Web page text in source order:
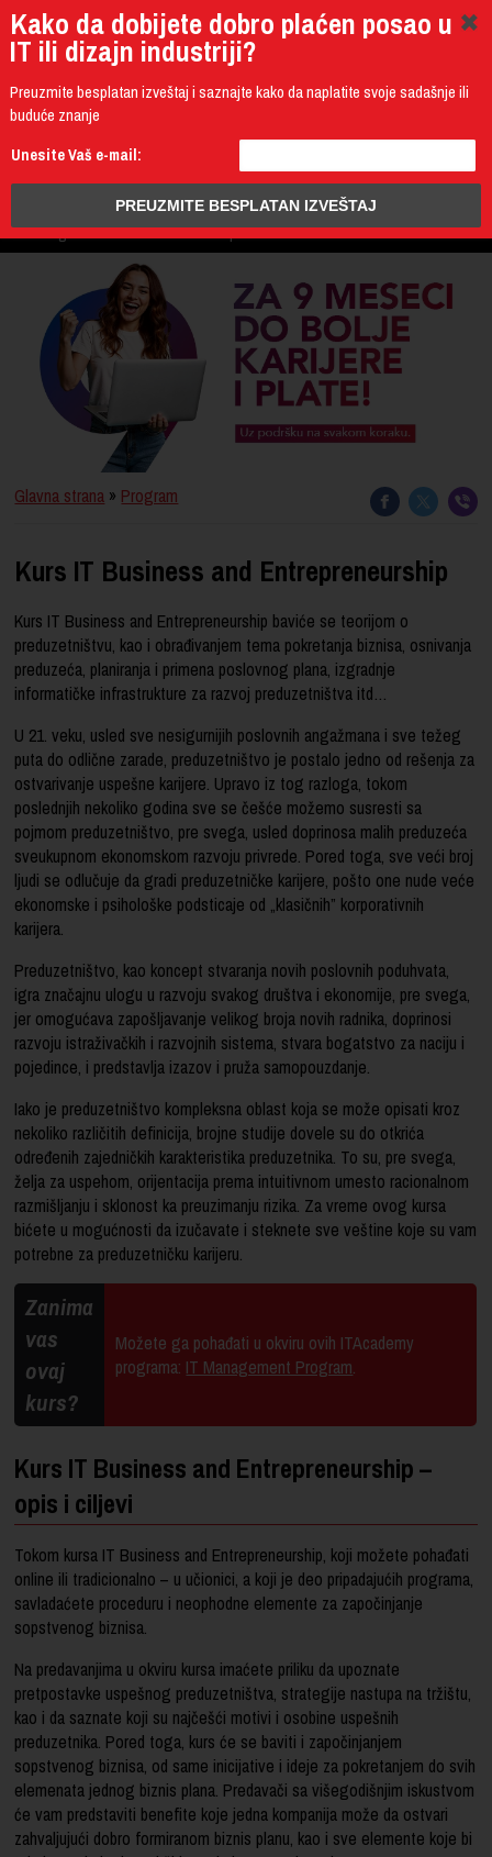
Kako da dobijete dobro plaćen posao u
IT ili dizajn industriji?
Preuzmite besplatan izveštaj i saznajte kako da naplatite svoje sadašnje ili
buduće znanje
Unesite Vaš e-mail: 011 4011 200
UPIS
ŠTA DOBIJATE
UČENJE NA DALJINU
DIPLOME I SERTIFIKATI
O IT AKADEMIJI
Programming Administration
3D Design & CAD
Mobile Development
Glavna strana » Program
Kurs IT Business and Entrepreneurship
Kurs IT Business and Entrepreneurship baviće se teorijom o
preduzetništvu, kao i obrađivanjem tema pokretanja biznisa, osnivanja
preduzeća, planiranja i primena poslovnog plana, izgradnje
informatičke infrastrukture za razvoj preduzetništva itd…
U 21. veku, usled sve nesigurnijih poslovnih angažmana i sve težeg
puta do odlične zarade, preduzetništvo je postalo jedno od rešenja za
ostvarivanje uspešne karijere. Upravo iz tog razloga, tokom
poslednjih nekoliko godina sve se češće možemo susresti sa
pojmom preduzetništvo, pre svega, usled doprinosa malih preduzeća
sveukupnom ekonomskom razvoju privrede. Pored toga, sve veći broj
ljudi se odlučuje da gradi preduzetničke karijere, pošto one nude veće
ekonomske i psihološke podsticaje od „klasičnih” korporativnih
karijera.
Preduzetništvo, kao koncept stvaranja novih poslovnih poduhvata,
igra značajnu ulogu u razvoju svakog društva i ekonomije, pre svega,
jer omogućava zapošljavanje velikog broja novih radnika, doprinosi
razvoju istraživačkih i razvojnih sistema, stvara bogatstvo za naciju i
pojedince, i predstavlja izazov i pruža samopouzdanje.
Iako je preduzetništvo kompleksna oblast koja se može opisati kroz
nekoliko različitih definicija, brojne studije dovele su do otkrića
određenih zajedničkih karakteristika preduzetnika. To su, pre svega,
želja za uspehom, orijentacija prema intuitivnom umesto racionalnom
razmišljanju i sklonost ka preuzimanju rizika. Za vreme ovog kursa
bićete u mogućnosti da izučavate i steknete sve veštine koje su vam
potrebne za preduzetničku karijeru.
Zanima
vas
ovaj
kurs?
Možete ga pohađati u okviru ovih ITAcademy
programa: IT Management Program.
Kurs IT Business and Entrepreneurship –
opis i ciljevi
Tokom kursa IT Business and Entrepreneurship, koji možete pohađati
online ili tradicionalno – u učionici, a koji je deo pripadajućih programa,
savladaćete proceduru i neophodne elemente za započinjanje
sopstvenog biznisa.
Na predavanjima u okviru kursa imaćete priliku da upoznate
pretpostavke uspešnog preduzetništva, strategije nastupa na tržištu,
kao i da saznate koji su najčešći motivi i osobine uspešnih
preduzetnika. Pored toga, kurs će se baviti i započinjanjem
sopstvenog biznisa, od same inicijative i ideje za pokretanjem do svih
elemenata jednog biznis plana. Predavači sa višegodišnjim iskustvom
će vam predstaviti benefite koje jedna kompanija može da ostvari
zahvaljujući dobro formiranom biznis planu, kao i sve elemente koje bi